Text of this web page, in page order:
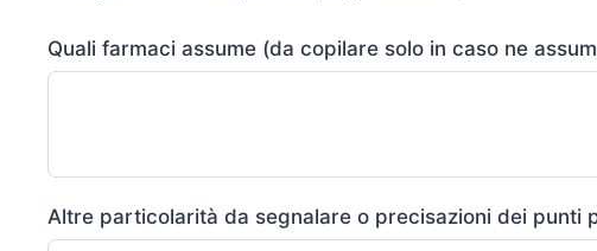
Quali farmaci assume (da copilare solo in caso ne
Altre particolarità da segnalare o precisazioni dei punti